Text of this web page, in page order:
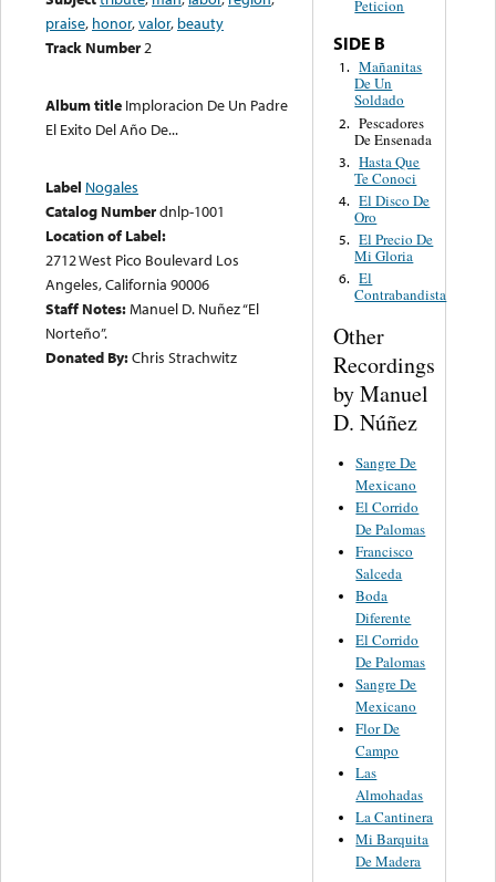
praise, honor,valor, beauty
Track Number2
Album title Imploracion De Un Padre
El Exito Del Año De...
Label Nogales
Catalog Numberdnlp-1001
Location of Label:
2712 West Pico Boulevard Los
Angeles, California 90006
Staff Notes:Manuel D. Nuñez “El
Norteño”.
Donated By:Chris Strachwitz
Peticion
SIDE B
1. Mañanitas
De Un
Soldado
2. Pescadores
De Ensenada
3. Hasta Que
Te Conoci
4. El Disco De
Oro
5. El Precio De
Mi Gloria
6. El
Contrabandista
Other
Recordings
by Manuel
D. Núñez
Sangre De
Mexicano
El Corrido
De Palomas
Francisco
Salceda
Boda
Diferente
El Corrido
De Palomas
Sangre De
Mexicano
Flor De
Campo
Las
Almohadas
La Cantinera
Mi Barquita
De Madera